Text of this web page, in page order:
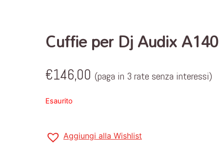
Cuffie per Dj Audix A140
€146,00 (paga in 3 rate senza interessi)
Esaurito
Aggiungi alla Wishlist